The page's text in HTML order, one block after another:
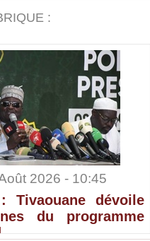
:
2026 - 10:45
Tivaouane dévoile
du programme